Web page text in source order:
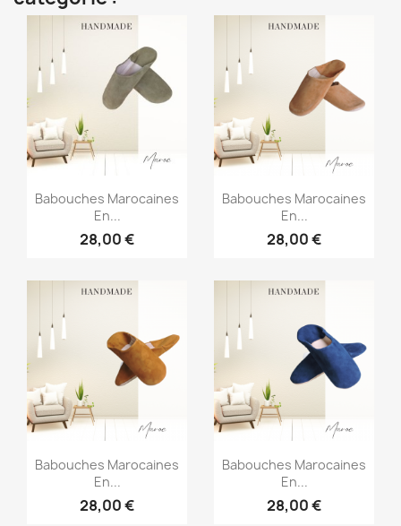
Aperçu rapide
Babouches Marocaines
En...
28,00 €
Aperçu rapide
Babouches Marocaines
En...
28,00 €
Aperçu rapide
Babouches Marocaines
En...
28,00 €
Aperçu rapide
Babouches Marocaines
En...
28,00 €